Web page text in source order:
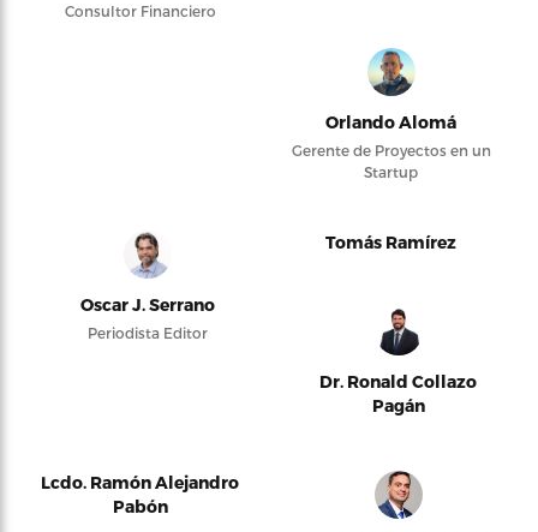
Consultor Financiero
Orlando Alomá
Gerente de Proyectos en un
Startup
Oscar J. Serrano
Periodista Editor
Tomás Ramírez
Dr. Ronald Collazo
Pagán
Lcdo. Ramón Alejandro
Pabón